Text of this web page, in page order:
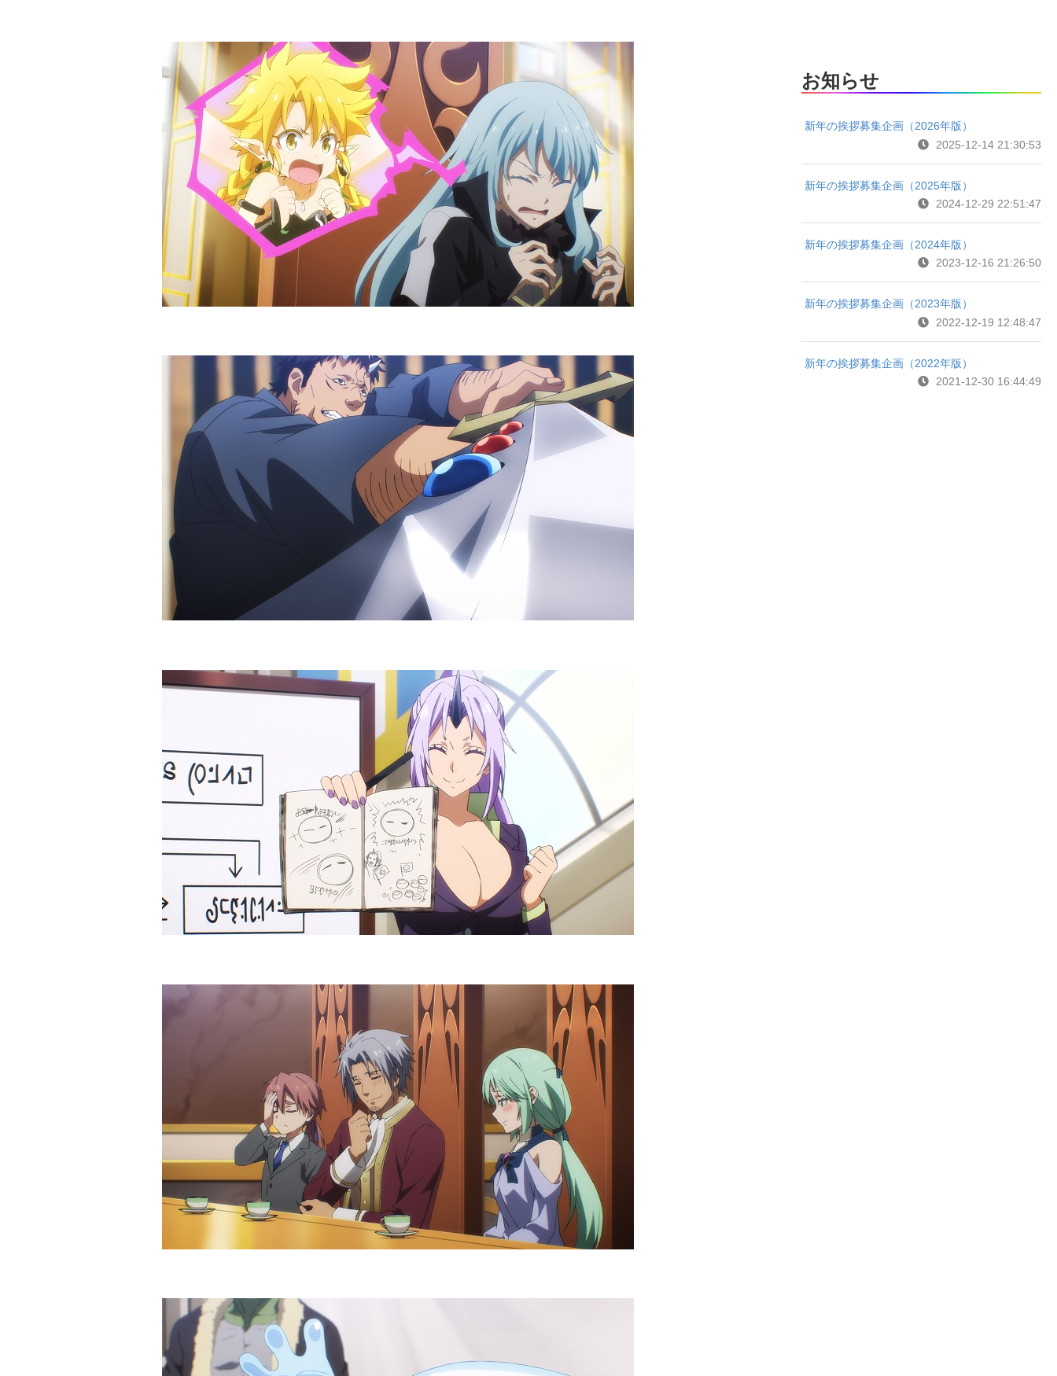
お知らせ
新年の挨拶募集企画（2026年版）
2025-12-14 21:30:53
新年の挨拶募集企画（2025年版）
2024-12-29 22:51:47
新年の挨拶募集企画（2024年版）
2023-12-16 21:26:50
新年の挨拶募集企画（2023年版）
2022-12-19 12:48:47
新年の挨拶募集企画（2022年版）
2021-12-30 16:44:49